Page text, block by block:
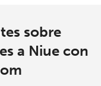
sobre
a Niue con